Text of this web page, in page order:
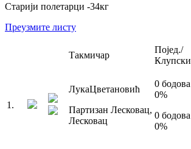
Старији полетарци -34кг
Преузмите листу
Такмичар
Појед./
Клупски
1 .
ЛукаЦветановић
Партизан Лесковац,
Лесковац
0 бодова
0%
0 бодова
0%